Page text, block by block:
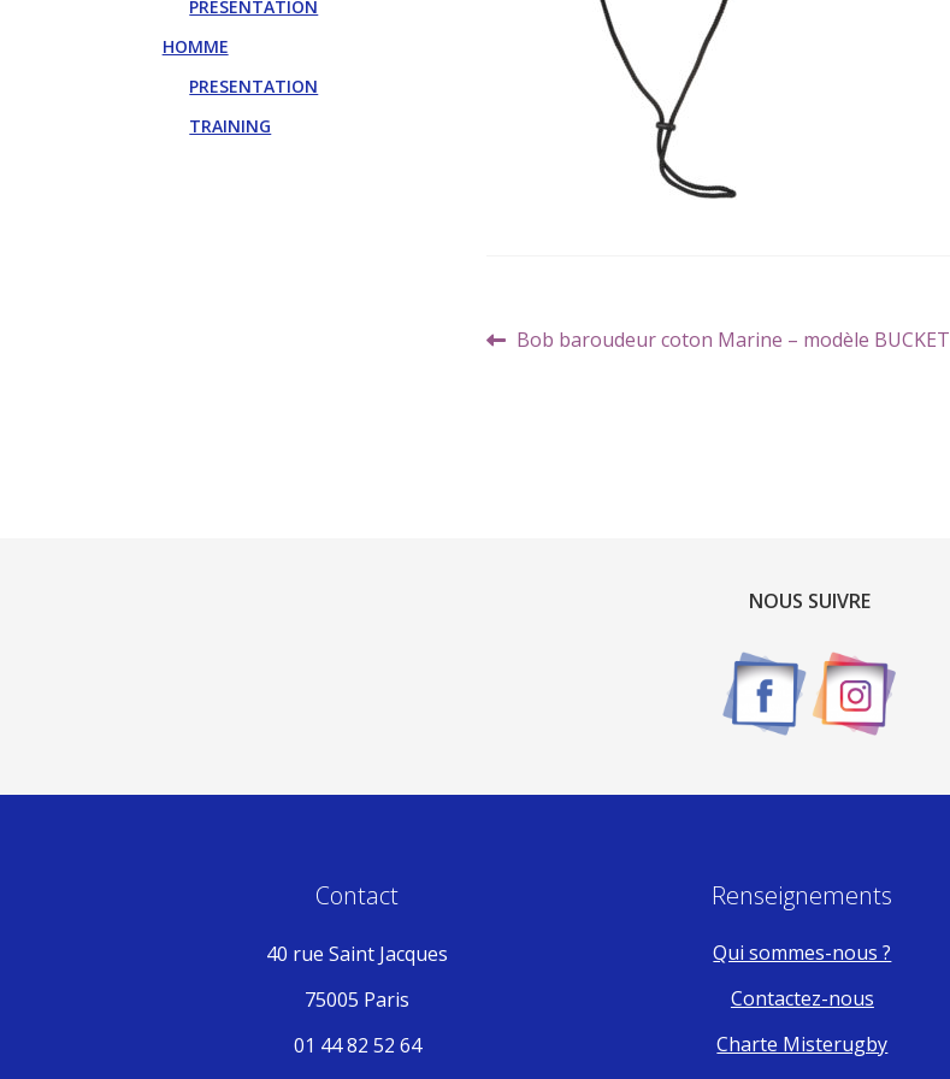
Navigation
Article
Bob baroudeur coton Marine – modèle BUCKET
PRESENTATION
HOMME
PRESENTATION
TRAINING
NOUS SUIVRE
Contact
40 rue Saint Jacques
75005 Paris
01 44 82 52 64
Renseignements
Qui sommes-nous ?
Contactez-nous
Charte Misterugby